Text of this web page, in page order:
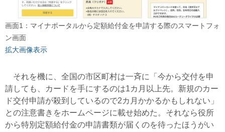
画面1：マイナポータルから定額給付金を申請する際のスマートフォ
ン画面
拡大画像表示
それを機に、全国の市区町村は一斉に「今から交付を申
請しても、カードを手にするのは1カ月以上先。新規のカー
ド交付申請が殺到しているので2カ月かかるかもしれない」
との注意書きをホームページに載せ始めた。それなら役所
から特別定額給付金の申請書類が届くのを待ったほうがい